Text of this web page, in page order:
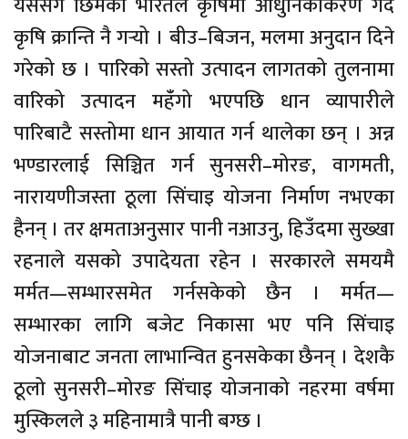
कृषि क्रान्ति नै गर्‍यो । बीउ–बिजन, मलमा अनुदान दिने
गरेको छ । पारिको सस्तो उत्पादन लागतको तुलनामा
वारिको उत्पादन महँंगो भएपछि धान व्यापारीले
पारिबाटै सस्तोमा धान आयात गर्न थालेका छन् । अन्न
भण्डारलाई सिञ्चित गर्न सुनसरी–मोरङ, वागमती,
नारायणीजस्ता ठूला सिंचाइ योजना निर्माण नभएका
हैनन् । तर क्षमताअनुसार पानी नआउनु, हिउँदमा सुख्खा
रहनाले यसको उपादेयता रहेन । सरकारले समयमै
मर्मत—सम्भारसमेत गर्नसकेको छैन । मर्मत—
सम्भारका लागि बजेट निकासा भए पनि सिंचाइ
योजनाबाट जनता लाभान्वित हुनसकेका छैनन् । देशकै
ठूलो सुनसरी–मोरङ सिंचाइ योजनाको नहरमा वर्षमा
मुस्किलले ३ महिनामात्रै पानी बग्छ ।